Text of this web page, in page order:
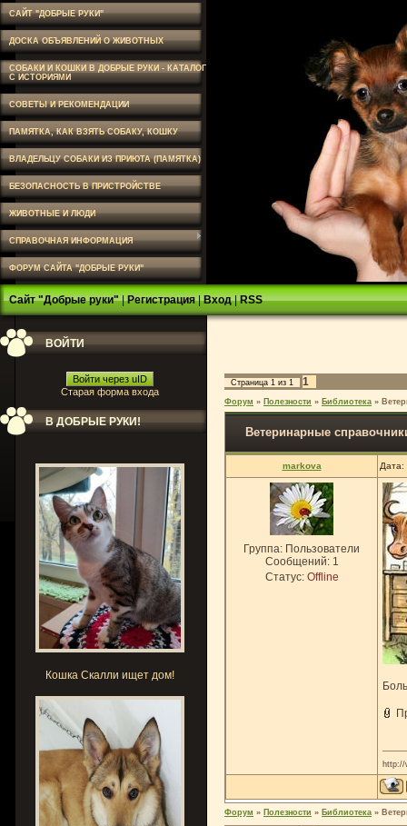
САЙТ "ДОБРЫЕ РУКИ"
ДОСКА ОБЪЯВЛЕНИЙ О ЖИВОТНЫХ
СОБАКИ И КОШКИ В ДОБРЫЕ РУКИ - КАТАЛОГ
С ИСТОРИЯМИ
СОВЕТЫ И РЕКОМЕНДАЦИИ
ПАМЯТКА, КАК ВЗЯТЬ СОБАКУ, КОШКУ
ВЛАДЕЛЬЦУ СОБАКИ ИЗ ПРИЮТА (ПАМЯТКА)
БЕЗОПАСНОСТЬ В ПРИСТРОЙСТВЕ
ЖИВОТНЫЕ И ЛЮДИ
СПРАВОЧНАЯ ИНФОРМАЦИЯ
ФОРУМ САЙТА "ДОБРЫЕ РУКИ"
Сайт "Добрые руки"|Регистрация|Вход|RSS
ВОЙТИ
Войти через uID
Старая форма входа
В ДОБРЫЕ РУКИ!
Кошка Скалли ищет дом!
Страница 1 из 1 1
Форум » Полезности » Библиотека »
Ветеринарные
markova
Группа: Пользователи
Сообщений: 1
Статус: Offline
http://
Форум » Полезности » Библиотека »